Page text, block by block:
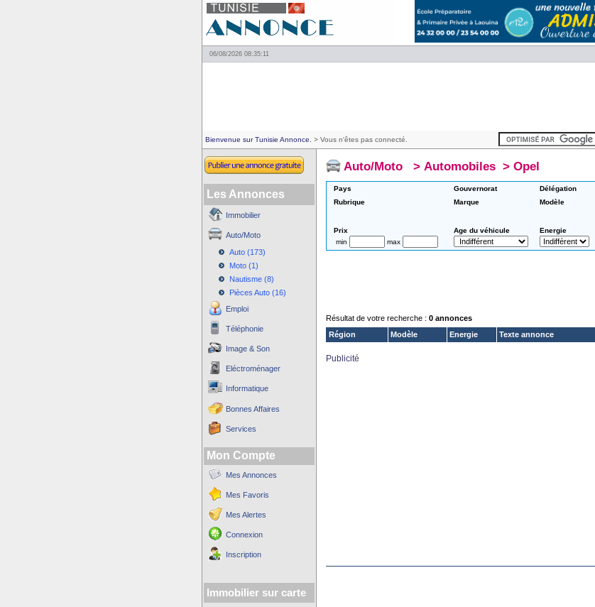
06/08/2026 08:35:11
Bienvenue sur Tunisie Annonce. > Vous n'êtes pas connecté.
Les Annonces
Immobilier
Auto/Moto
Auto (173)
Moto (1)
Nautisme (8)
Pièces Auto (16)
Emploi
Téléphonie
Image & Son
Eléctroménager
Informatique
Bonnes Affaires
Services
Mon Compte
Mes Annonces
Mes Favoris
Mes Alertes
Connexion
Inscription
Immobilier sur carte
Auto/Moto > Automobiles> Opel
Pays Gouvernorat Délégation
Rubrique
Marque Modèle
Prix
Age du véhicule
Energie
min
max
Résultat de votre recherche : 0 annonces
Région
Modèle Energie Texte annonce
Publicité